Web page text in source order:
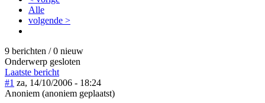
Alle
volgende >
9 berichten / 0 nieuw
Onderwerp gesloten
Laatste bericht
#1 za, 14/10/2006 - 18:24
Anoniem (anoniem geplaatst)